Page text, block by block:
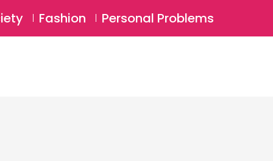
Login ⚲
Fashion Personal Problems